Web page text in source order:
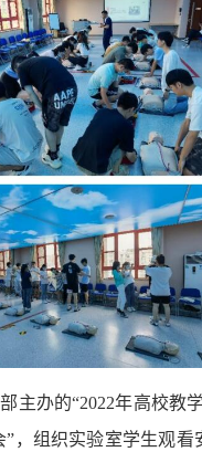
主办的“2022年高校教
，组织实验室学生观